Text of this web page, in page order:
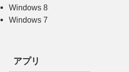
Windows 8
Windows 7
アプリ